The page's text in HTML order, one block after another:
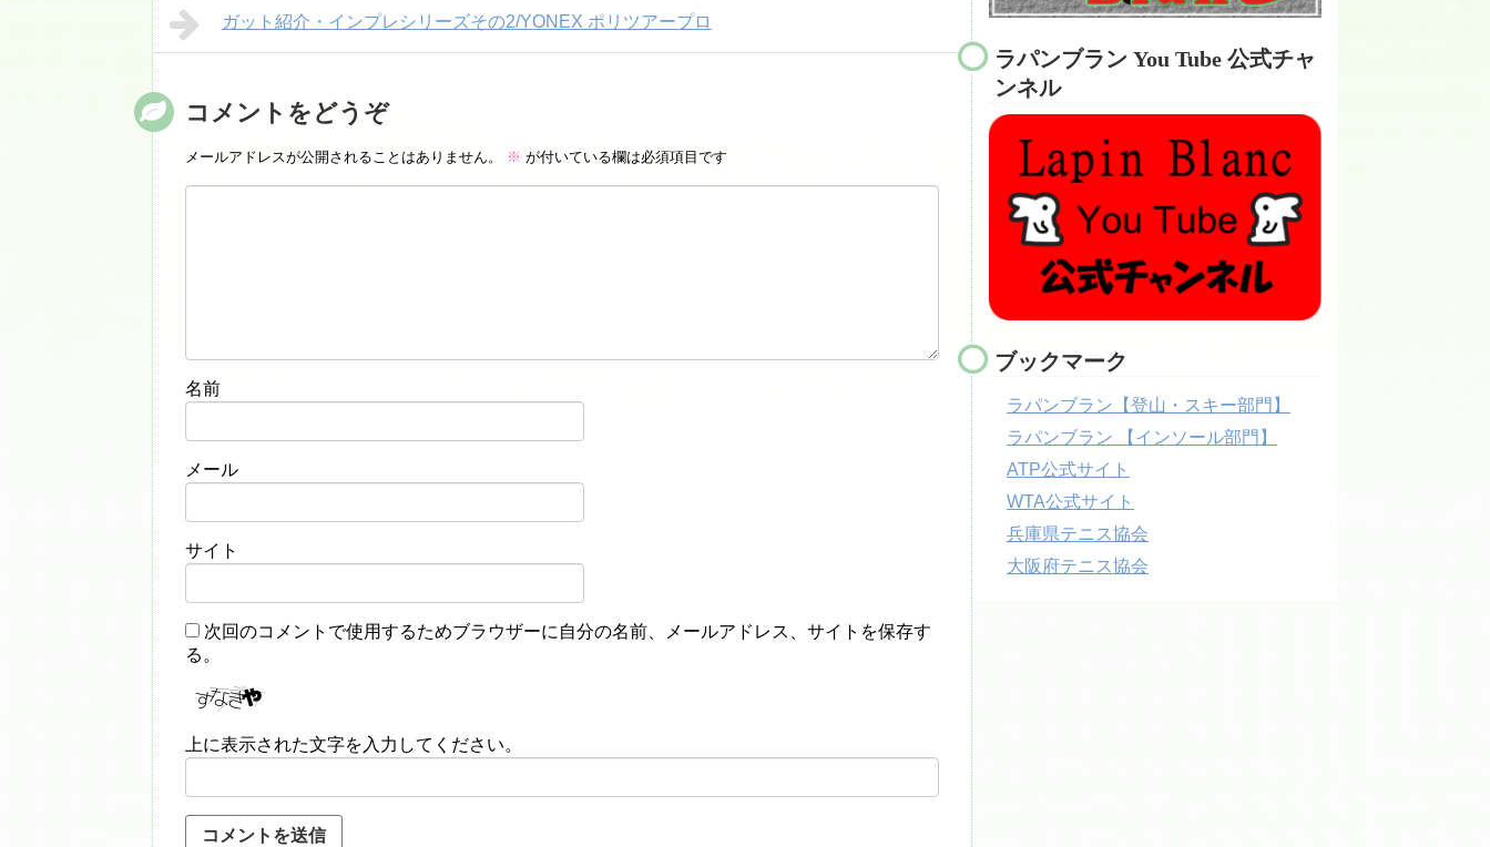
ガット紹介・インプレシリーズその2/YONEX ポリツアープロ
コメントをどうぞ
メールアドレスが公開されることはありません。 ※ が付いている欄は必須項目です
名前
メール
サイト
次回のコメントで使用するためブラウザーに自分の名前、メールアドレス、サイトを保存す
る。
上に表示された文字を入力してください。
ラパンブラン You Tube 公式チャ
ンネル
ブックマーク
ラパンブラン【登山・スキー部門】
ラパンブラン 【インソール部門】
ATP公式サイト
WTA公式サイト
兵庫県テニス協会
大阪府テニス協会